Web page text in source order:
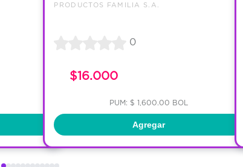
PRODUCTOS FAMILIA S.A.
0
$16.000
PUM: $ 1,600.00 BOL
Agregar